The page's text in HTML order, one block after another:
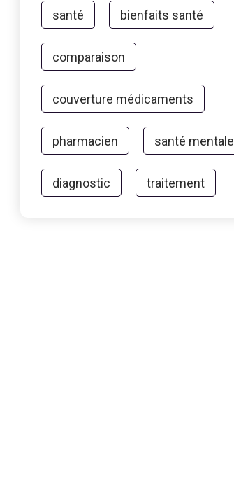
santé bienfaits santé
comparaison
couverture médicaments
pharmacien santé mentale
diagnostic traitement